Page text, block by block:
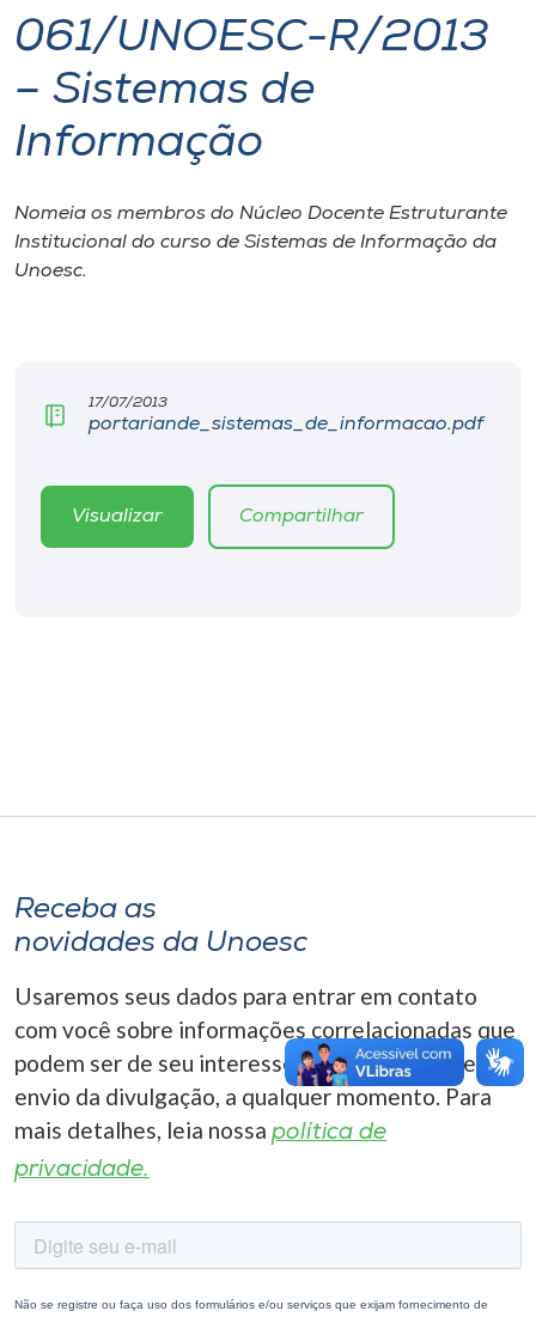
I.nova
Diplomados
CPA
Editora
Museu
A-
061/UNOESC-R/2013
– Sistemas de
Informação
Nomeia os membros do Núcleo Docente Estruturante
Institucional do curso de Sistemas de Informação da
Unoesc.
17/07/2013
portariande_sistemas_de_informacao.pdf
Visualizar Compartilhar
Receba as
novidades da Unoesc
Usaremos seus dados para entrar em contato
com você sobre informações correlacionadas que
podem ser de seu interesse. Você pode cancelar o
envio da divulgação, a qualquer momento. Para
mais detalhes, leia nossa política de
privacidade.